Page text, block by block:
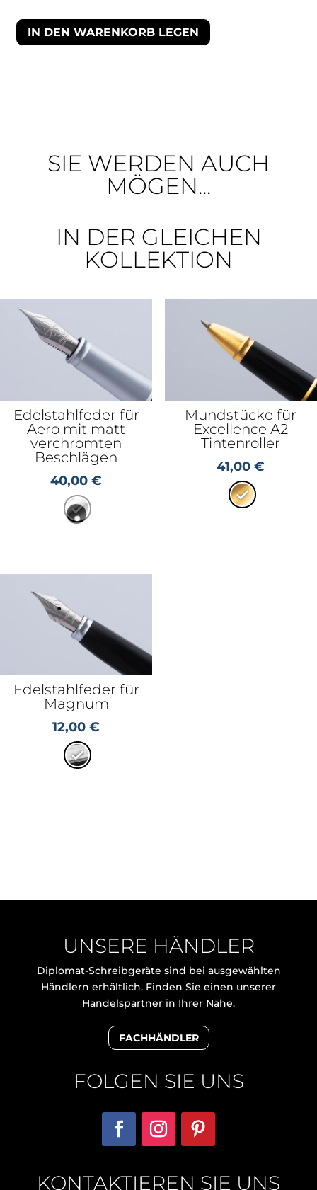
IN DEN WARENKORB LEGEN
SIE WERDEN AUCH
MÖGEN...
IN DER GLEICHEN
KOLLEKTION
Edelstahlfeder für
Aero mit matt
verchromten
Beschlägen
40,00€
Mundstücke für
Excellence A2
Tintenroller
41,00€
Edelstahlfeder für
Magnum
12,00€
UNSERE HÄNDLER
Diplomat-Schreibgeräte sind bei ausgewählten
Händlern erhältlich. Finden Sie einen unserer
Handelspartner in Ihrer Nähe.
FACHHÄNDLER
FOLGEN SIE UNS
KONTAKTIEREN SIE UNS